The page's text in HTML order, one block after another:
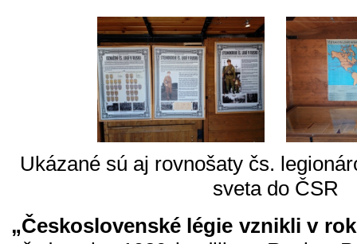
Ukázané sú aj rovnošaty čs.
sveta do ČSR
„Československé légie vznikli v